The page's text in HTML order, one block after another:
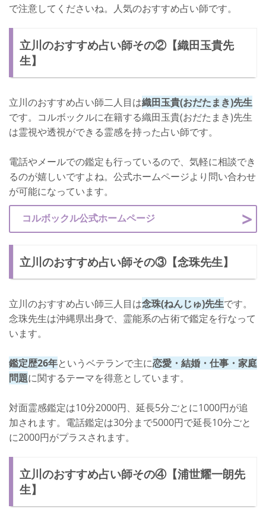
で注意してくださいね。人気のおすすめ占い師です。
立川のおすすめ占い師その②【織田玉貴先
生】
立川のおすすめ占い師二人目は織田玉貴(おだたまき)先生
です。コルボックルに在籍する織田玉貴(おだたまき)先生
は霊視や透視ができる霊感を持った占い師です。
電話やメールでの鑑定も行っているので、気軽に相談でき
るのが嬉しいですよね。公式ホームページより問い合わせ
が可能になっています。
コルボックル公式ホームページ
立川のおすすめ占い師その③【念珠先生】
立川のおすすめ占い師三人目は念珠(ねんじゅ)先生です。
念珠先生は沖縄県出身で、霊能系の占術で鑑定を行なって
います。
鑑定歴26年というベテランで主に恋愛・結婚・仕事・家庭
問題に関するテーマを得意としています。
対面霊感鑑定は10分2000円、延長5分ごとに1000円が追
加されます。電話鑑定は30分まで5000円で延長10分ごと
に2000円がプラスされます。
立川のおすすめ占い師その④【浦世耀一朗先
生】